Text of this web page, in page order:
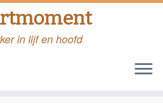
in lijf en hoofd